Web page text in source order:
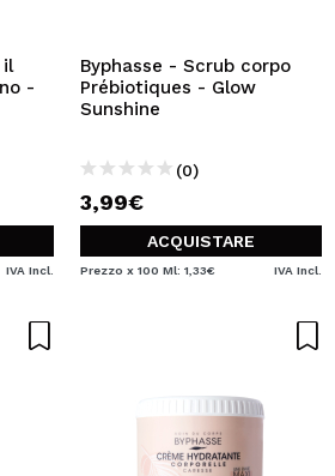
il
-
IVA Incl.
Byphasse - Scrub corpo
Prébiotiques - Glow
Sunshine
(0)
3,99€
ACQUISTARE
Prezzo x 100 Ml: 1,33€ IVA Incl.